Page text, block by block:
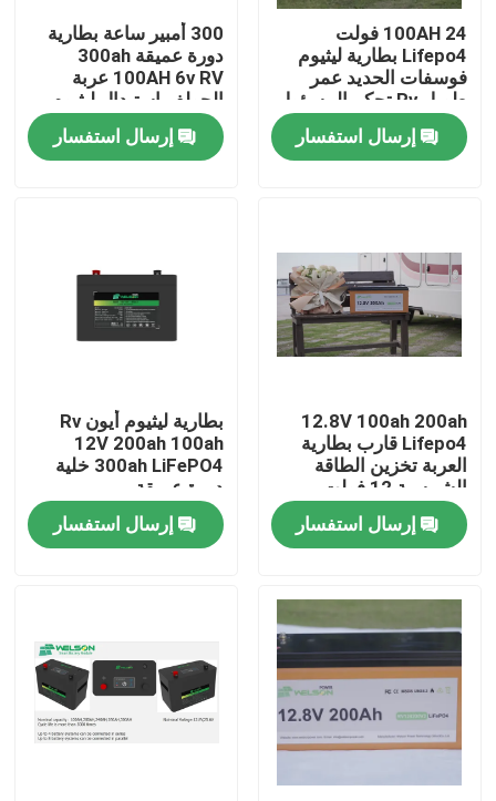
مسكن
معلومات عنا
مراقبة الجودة
اتصل بنا
خلية بطارية Lifepo4
3.2 فولت بطارية Lifepo4
بطارية 12 فولت lifepo4
100AH ​​24 فولت
Lifepo4 بطارية ليثيوم
فوسفات الحديد عمر
طويل Rv تحكم المسؤول
إرسال استفسار
300 أمبير ساعة بطارية
دورة عميقة 300ah
100AH ​​6v RV عربة
الجولف استبدال ليثيوم
أيون
إرسال استفسار
12.8V 100ah 200ah
Lifepo4 قارب بطارية
العربة تخزين الطاقة
الشمسية 12 فولت
بطارية Rv البحرية
إرسال استفسار
بطارية ليثيوم أيون Rv
12V 200ah 100ah
300ah LiFePO4 خلية
دورة عميقة
إرسال استفسار